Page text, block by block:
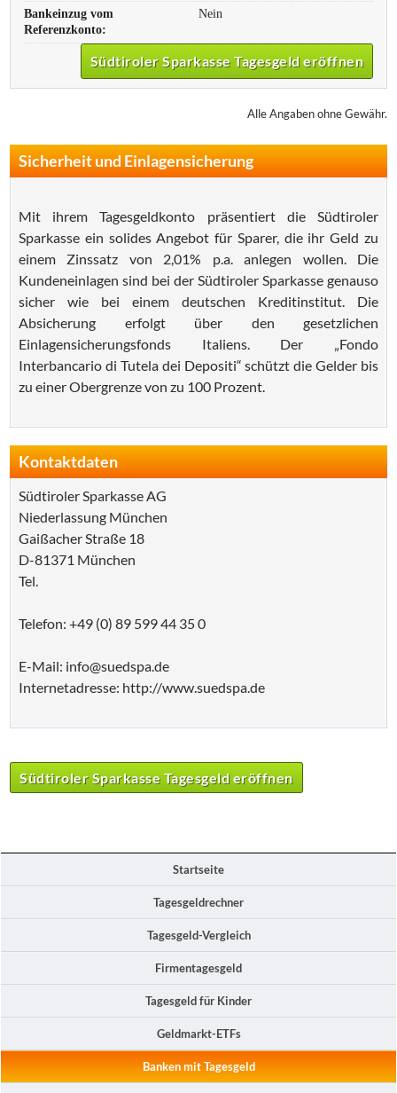
Bankeinzug vom
Referenzkonto:
Nein
Südtiroler Sparkasse Tagesgeld eröffnen
Alle Angaben ohne Gewähr.
Sicherheit und Einlagensicherung
Mit ihrem Tagesgeldkonto präsentiert die Südtiroler
Sparkasse ein solides Angebot für Sparer, die ihr Geld zu
einem Zinssatz von 2,01% p.a. anlegen wollen. Die
Kundeneinlagen sind bei der Südtiroler Sparkasse genauso
sicher wie bei einem deutschen Kreditinstitut. Die
Absicherung erfolgt über den gesetzlichen
Einlagensicherungsfonds Italiens. Der „Fondo
Interbancario di Tutela dei Depositi“ schützt die Gelder bis
zu einer Obergrenze von zu 100 Prozent.
Kontaktdaten
Südtiroler Sparkasse AG
Niederlassung München
Gaißacher Straße 18
D-81371 München
Tel.
Telefon: +49 (0) 89 599 44 35 0
E-Mail: info@suedspa.de
Internetadresse: http://www.suedspa.de
Südtiroler Sparkasse Tagesgeld eröffnen
Startseite
Tagesgeldrechner
Tagesgeld-Vergleich
Firmentagesgeld
Tagesgeld für Kinder
Geldmarkt-ETFs
Banken mit Tagesgeld